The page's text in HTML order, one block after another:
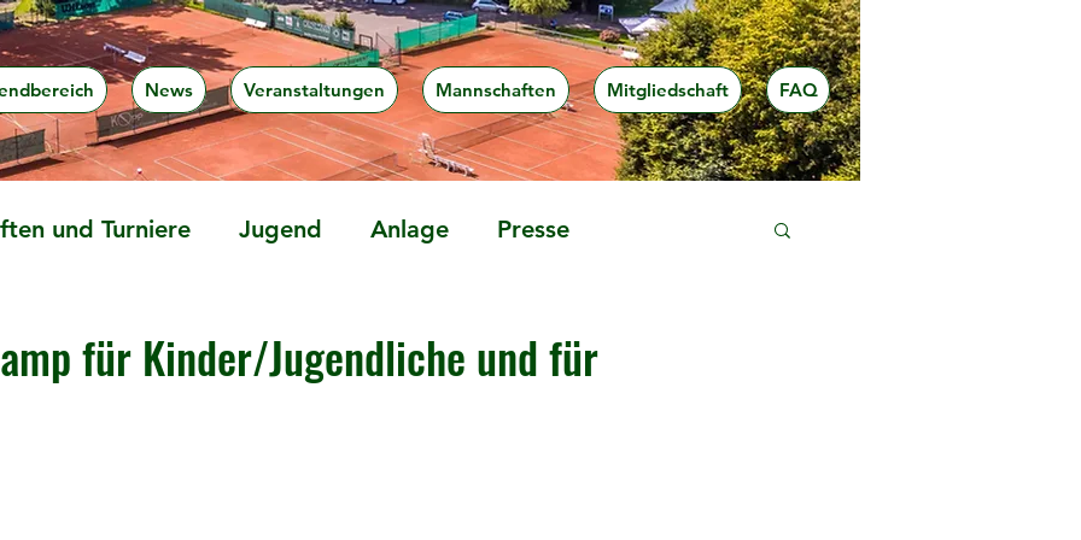
News Veranstaltungen Mannschaften Mitgliedschaft FAQ
und Turniere Jugend Anlage Presse
für Kinder/Jugendliche und für